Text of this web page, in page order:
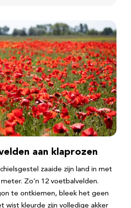
aan klaprozen
zaaide zijn land in met
Zo’n 12 voetbalvelden.
te ontkiemen, bleek het geen
wist kleurde zijn volledige akker